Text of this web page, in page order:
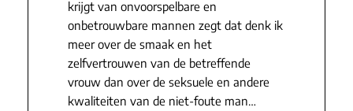
krijgt van onvoorspelbare en
onbetrouwbare mannen zegt dat denk ik
meer over de smaak en het
zelfvertrouwen van de betreffende
vrouw dan over de seksuele en andere
kwaliteiten van de niet-foute man…